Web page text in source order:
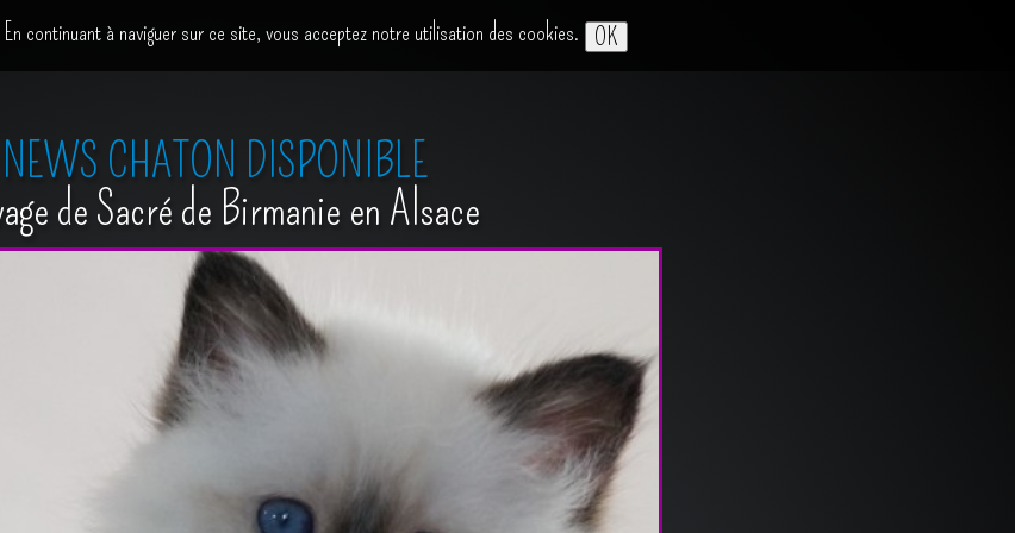
continuant à naviguer sur ce site, vous acceptez notre utilisation des cookies. OK
NEWS CHATON DISPONIBLE
de Sacré de Birmanie en Alsace